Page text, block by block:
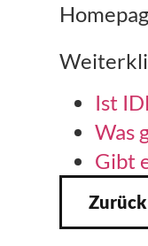
Ist
Was
Gibt